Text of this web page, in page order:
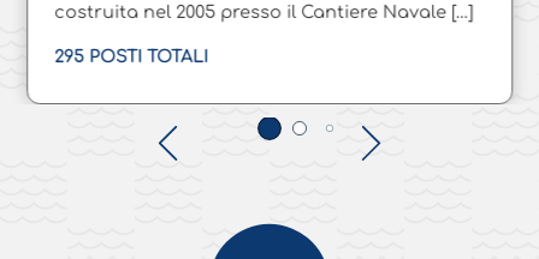
costruita nel 2005 presso il Cantiere Navale […]
295 POSTI TOTALI